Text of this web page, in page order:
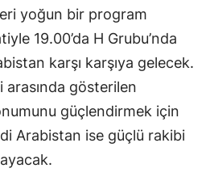
yoğun bir program
19.00’da H Grubu’nda
karşı karşıya gelecek.
arasında gösterilen
güçlendirmek için
Arabistan ise güçlü rakibi